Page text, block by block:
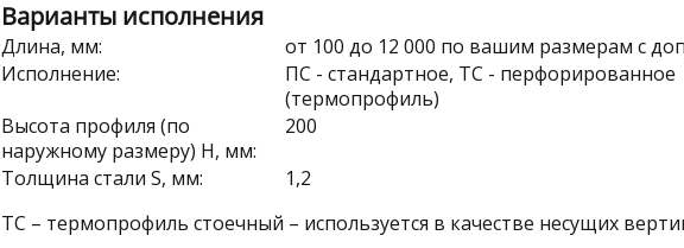
Варианты исполнения
Длина, мм:
от 100 до 12 000 по вашим размерам с
Исполнение:
ПС - стандартное, ТС - перфорированное
(термопрофиль)
Высота профиля (по
наружному размеру) H, мм:
200
Толщина стали S, мм:
1,2
ТС – термопрофиль стоечный – используется в качестве несущих